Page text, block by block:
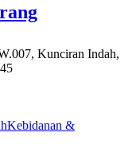
Kunciran Indah,
Kebidanan &